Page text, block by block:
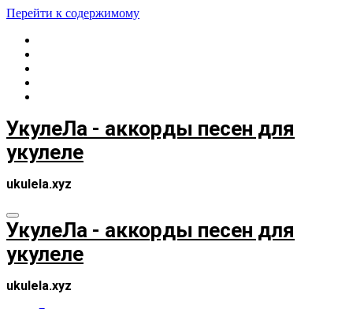
Перейти к содержимому
УкулеЛа - аккорды песен для
укулеле
ukulela.xyz
УкулеЛа - аккорды песен для
укулеле
ukulela.xyz